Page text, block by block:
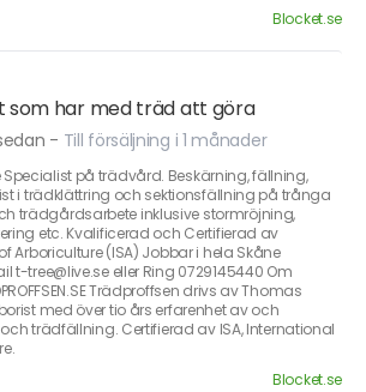
Blocket.se
som har med träd att göra
- Till försäljning i 1 månader
på trädvård. Beskärning, fällning,
i trädklättring och sektionsfällning på trånga
trädgårdsarbete inklusive stormröjning,
etc. Kvalificerad och Certifierad av
Arboriculture (ISA) Jobbar i hela Skåne
t-tree@live.se eller Ring 0729145440 Om
Trädproffsen drivs av Thomas
med över tio års erfarenhet av och
trädfällning. Certifierad av ISA, International
Blocket.se